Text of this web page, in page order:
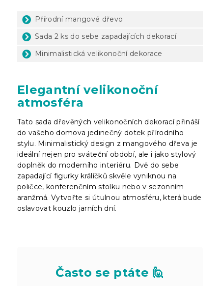
Přírodní mangové dřevo
Sada 2 ks do sebe zapadajících dekorací
Minimalistická velikonoční dekorace
Elegantní velikonoční
atmosféra
Tato sada dřevěných velikonočních dekorací přináší
do vašeho domova jedinečný dotek přírodního
stylu. Minimalistický design z mangového dřeva je
ideální nejen pro sváteční období, ale i jako stylový
doplněk do moderního interiéru. Dvě do sebe
zapadající figurky králíčků skvěle vyniknou na
poličce, konferenčním stolku nebo v sezonním
aranžmá. Vytvořte si útulnou atmosféru, která bude
oslavovat kouzlo jarních dní.
Často se ptáte 🙋